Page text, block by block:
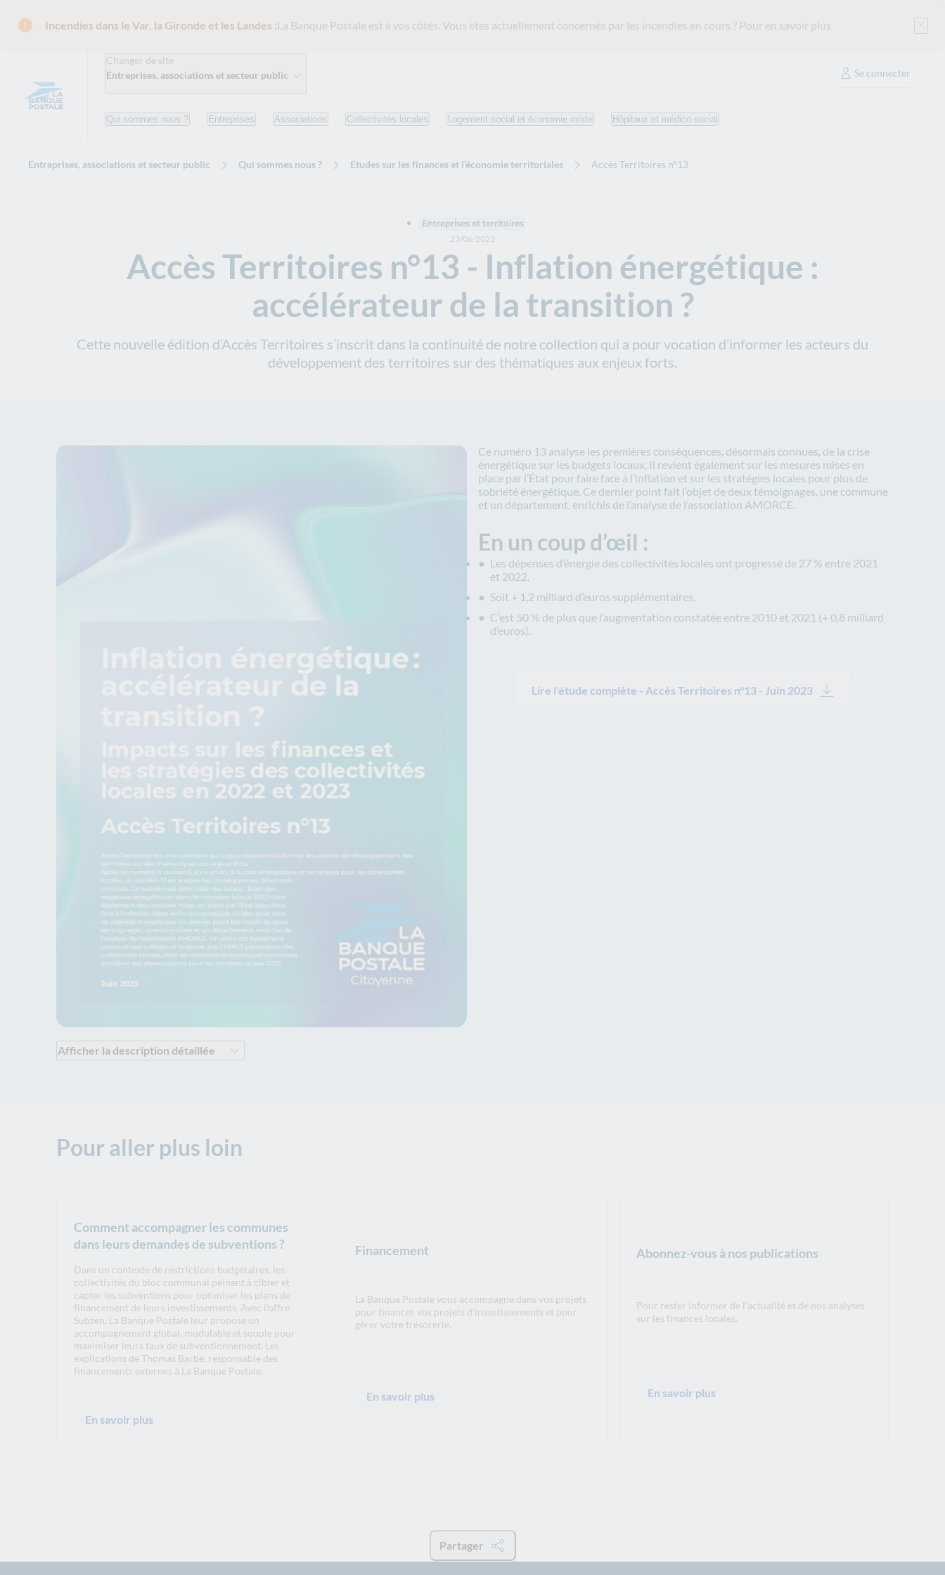
Incendies dans le Var, la Gironde et les Landes :La Banque Postale est à vos côtés. Vous êtes actuellement concernés par les incendies en cours ? Pour en savoir plus
Changer de site
Entreprises, associations et secteur public
Se connecter
Qui sommes nous ? Entreprises Associations Collectivités locales Logement social et économie mixte Hôpitaux et médico-social
Entreprises, associations et secteur public Qui sommes nous ? Etudes sur les finances et l’économie territoriales Accès Territoires n°13
Accès Territoires n°13 - Inflation énergétique :
accélérateur de la transition ?
23/06/2023
Entreprises et territoires
Cette nouvelle édition d’Accès Territoires s’inscrit dans la continuité de notre collection qui a pour vocation d’informer les acteurs du
développement des territoires sur des thématiques aux enjeux forts.
Afficher la description détaillée
Ce numéro 13 analyse les premières conséquences, désormais connues, de la crise
énergétique sur les budgets locaux. Il revient également sur les mesures mises en
place par l’État pour faire face à l’inflation et sur les stratégies locales pour plus de
sobriété énergétique. Ce dernier point fait l’objet de deux témoignages, une commune
et un département, enrichis de l’analyse de l’association AMORCE.
En un coup d’œil :
Les dépenses d’énergie des collectivités locales ont progressé de 27 % entre 2021
et 2022,
Soit + 1,2 milliard d’euros supplémentaires,
C’est 50 % de plus que l’augmentation constatée entre 2010 et 2021 (+ 0,8 milliard
d’euros).
Lire l'étude complète - Accès Territoires n°13 - Juin 2023
Pour aller plus loin
Comment accompagner les communes
dans leurs demandes de subventions ?
Dans un contexte de restrictions budgétaires, les
collectivités du bloc communal peinent à cibler et
capter les subventions pour optimiser les plans de
financement de leurs investissements. Avec l’offre
Subzen, La Banque Postale leur propose un
accompagnement global, modulable et souple pour
maximiser leurs taux de subventionnement. Les
explications de Thomas Barbe, responsable des
financements externes à La Banque Postale.
En savoir plus
Financement
La Banque Postale vous accompagne dans vos projets
pour financer vos projets d'investissements et pour
gérer votre trésorerie.
En savoir plus
Abonnez-vous à nos publications
Pour rester informer de l'actualité et de nos analyses
sur les finances locales.
En savoir plus
Partager